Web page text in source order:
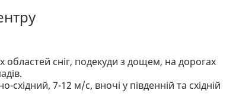
областей сніг, подекуди з дощем, на дорогах
східний, 7-12 м/с, вночі у південній та східній